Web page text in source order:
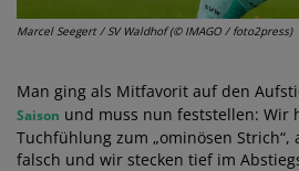
Marcel Seegert / SV Waldhof (© IMAGO / foto2press)
Man ging als Mitfavorit auf den
Saison und muss nun feststellen: Wir
Tuchfühlung zum „ominösen
falsch und wir stecken tief im